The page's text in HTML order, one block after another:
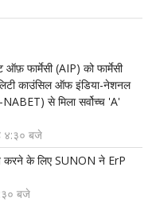
ऑफ़ फार्मेसी (AIP) को फार्मेसी
काउंसिल ऑफ इंडिया-नेशनल
से मिला सर्वोच्च 'A'
४:३० बजे
करने के लिए SUNON ने ErP
बजे